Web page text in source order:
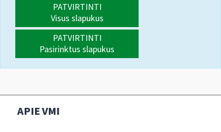
PATVIRTINTI
Visus slapukus
PATVIRTINTI
Pasirinktus slapukus
APIE VMI